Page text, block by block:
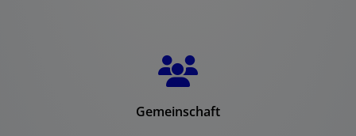
Gemeinschaft